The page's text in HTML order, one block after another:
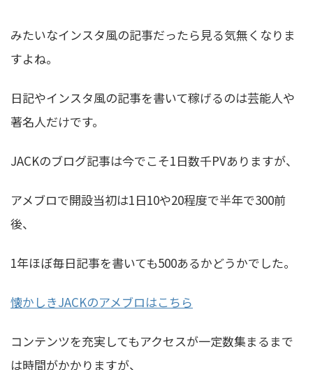
みたいなインスタ風の記事だったら見る気無くなりま
すよね。
日記やインスタ風の記事を書いて稼げるのは芸能人や
著名人だけです。
JACKのブログ記事は今でこそ1日数千PVありますが、
アメブロで開設当初は1日10や20程度で半年で300前
後、
1年ほぼ毎日記事を書いても500あるかどうかでした。
懐かしきJACKのアメブロはこちら
コンテンツを充実してもアクセスが一定数集まるまで
は時間がかかりますが、